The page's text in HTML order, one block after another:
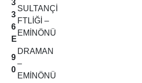
3
3
6
E
SULTANÇİ
FTLİĞİ –
EMİNÖNÜ
9
0
DRAMAN
–
EMİNÖNÜ